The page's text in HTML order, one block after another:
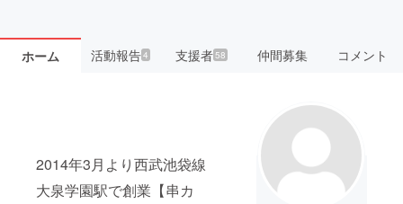
ホーム 活動報告4 支援者58 仲間募集 コメント
2014年3月より西武池袋線
大泉学園駅で創業【串カ